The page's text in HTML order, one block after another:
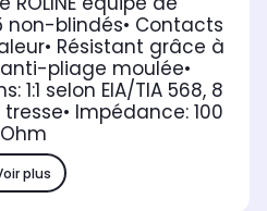
non-blindés• Contacts
• Résistant grâce à
pliage moulée•
1:1 selon EIA/TIA 568, 8
tresse• Impédance: 100
Ohm
plus